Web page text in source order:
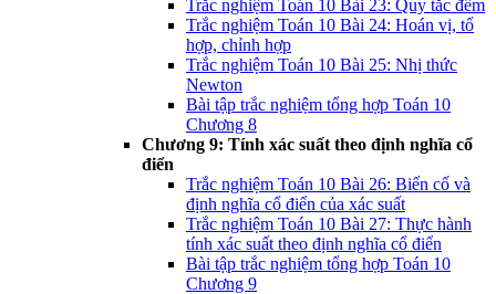
Trắc nghiệm Toán 10 Bài 23: Quy tắc đếm
Trắc nghiệm Toán 10 Bài 24: Hoán vị, tổ
hợp, chỉnh hợp
Trắc nghiệm Toán 10 Bài 25: Nhị thức
Newton
Bài tập trắc nghiệm tổng hợp Toán 10
Chương 8
Chương 9: Tính xác suất theo định nghĩa cổ
điển
Trắc nghiệm Toán 10 Bài 26: Biến cố và
định nghĩa cổ điển của xác suất
Trắc nghiệm Toán 10 Bài 27: Thực hành
tính xác suất theo định nghĩa cổ điển
Bài tập trắc nghiệm tổng hợp Toán 10
Chương 9